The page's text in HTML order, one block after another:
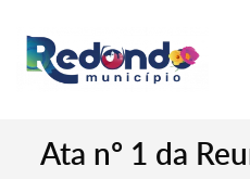
Ata nº 1 da